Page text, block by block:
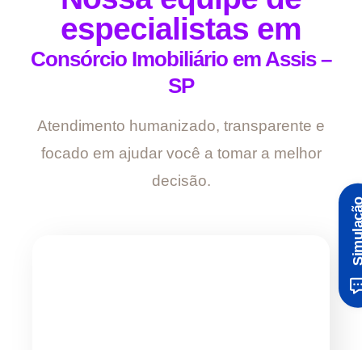
especialistas em
Consórcio Imobiliário em Assis –
SP
Atendimento humanizado, transparente e
focado em ajudar você a tomar a melhor
decisão.